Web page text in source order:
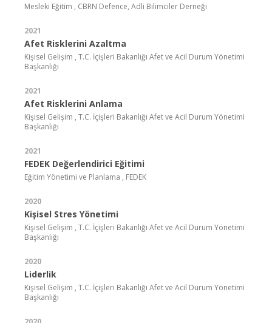
Mesleki Eğitim , CBRN Defence, Adli Bilimciler Derneği
2021
Afet Risklerini Azaltma
Kişisel Gelişim , T.C. İçişleri Bakanlığı Afet ve Acil Durum Yönetimi
Başkanlığı
2021
Afet Risklerini Anlama
Kişisel Gelişim , T.C. İçişleri Bakanlığı Afet ve Acil Durum Yönetimi
Başkanlığı
2021
FEDEK Değerlendirici Eğitimi
Eğitim Yönetimi ve Planlama , FEDEK
2020
Kişisel Stres Yönetimi
Kişisel Gelişim , T.C. İçişleri Bakanlığı Afet ve Acil Durum Yönetimi
Başkanlığı
2020
Liderlik
Kişisel Gelişim , T.C. İçişleri Bakanlığı Afet ve Acil Durum Yönetimi
Başkanlığı